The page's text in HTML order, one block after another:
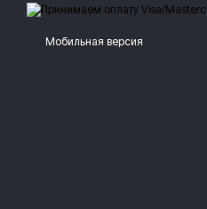
Помните, с каким
Мобильная версия